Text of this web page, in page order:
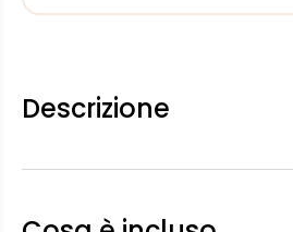
Descrizione